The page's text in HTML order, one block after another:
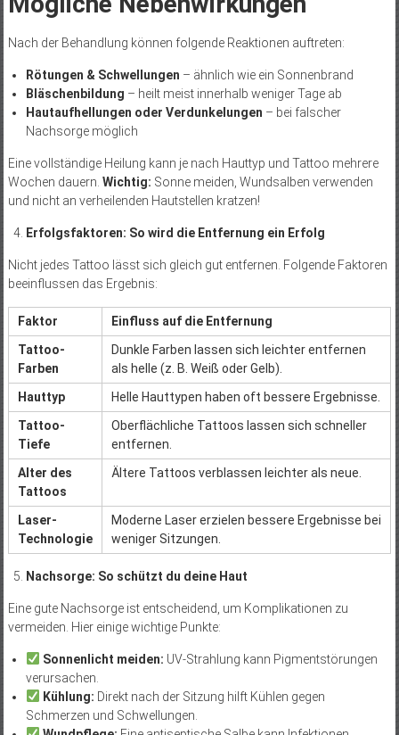
Nach der Behandlung können folgende Reaktionen auftreten:
Rötungen & Schwellungen – ähnlich wie ein Sonnenbrand
Bläschenbildung – heilt meist innerhalb weniger Tage ab
Hautaufhellungen oder Verdunkelungen – bei falscher
Nachsorge möglich
Eine vollständige Heilung kann je nach Hauttyp und Tattoo mehrere
Wochen dauern. Wichtig: Sonne meiden, Wundsalben verwenden
und nicht an verheilenden Hautstellen kratzen!
Erfolgsfaktoren: So wird die Entfernung ein Erfolg
Nicht jedes Tattoo lässt sich gleich gut entfernen. Folgende Faktoren
beeinflussen das Ergebnis:
Faktor
Einfluss auf die Entfernung
Tattoo-
Farben
Dunkle Farben lassen sich leichter entfernen
als helle (z. B. Weiß oder Gelb).
Hauttyp
Helle Hauttypen haben oft bessere Ergebnisse.
Tattoo-
Tiefe
Oberflächliche Tattoos lassen sich schneller
entfernen.
Alter des
Tattoos
Ältere Tattoos verblassen leichter als neue.
Laser-
Technologie
Moderne Laser erzielen bessere Ergebnisse bei
weniger Sitzungen.
Nachsorge: So schützt du deine Haut
Eine gute Nachsorge ist entscheidend, um Komplikationen zu
vermeiden. Hier einige wichtige Punkte:
Sonnenlicht meiden: UV-Strahlung kann Pigmentstörungen
verursachen.
Kühlung: Direkt nach der Sitzung hilft Kühlen gegen
Schmerzen und Schwellungen.